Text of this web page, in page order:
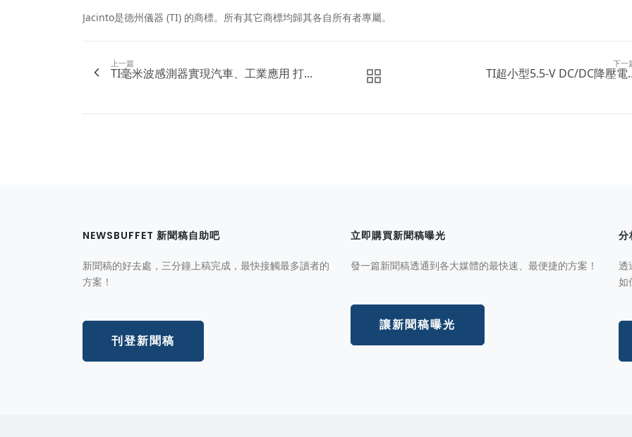
Jacinto是德州儀器 (TI) 的商標。所有其它商標均歸其各自所有者專屬。
上一篇
TI毫米波感測器實現汽車、工業應用 打...
下一
TI超小型5.5-V DC/DC降壓電
NEWSBUFFET 新聞稿自助吧
新聞稿的好去處，三分鐘上稿完成，最快接觸最多讀者的
方案！
刊登新聞稿
立即購買新聞稿曝光
發一篇新聞稿透通到各大媒體的最快速、最便捷的方案！
讓新聞稿曝光
分
透
如